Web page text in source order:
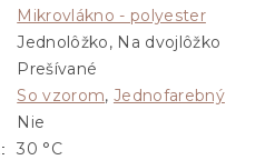
Mikrovlákno - polyester
Jednolôžko, Na dvojlôžko
Prešívané
So vzorom, Jednofarebný
Nie
: 30 °C